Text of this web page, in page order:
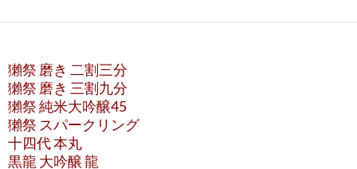
獺祭 磨き 二割三分
獺祭 磨き 三割九分
獺祭 純米大吟醸45
獺祭 スパークリング
十四代 本丸
黒龍 大吟醸 龍